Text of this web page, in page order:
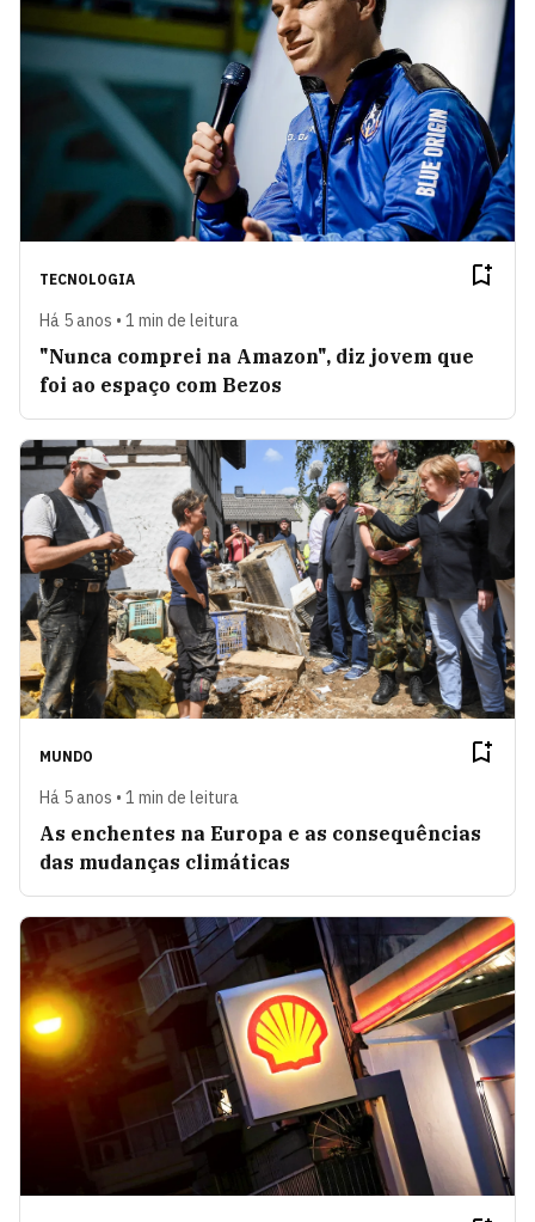
TECNOLOGIA
Há 5 anos • 1 min de leitura
"Nunca comprei na Amazon", diz jovem que
foi ao espaço com Bezos
MUNDO
Há 5 anos • 1 min de leitura
As enchentes na Europa e as consequências
das mudanças climáticas